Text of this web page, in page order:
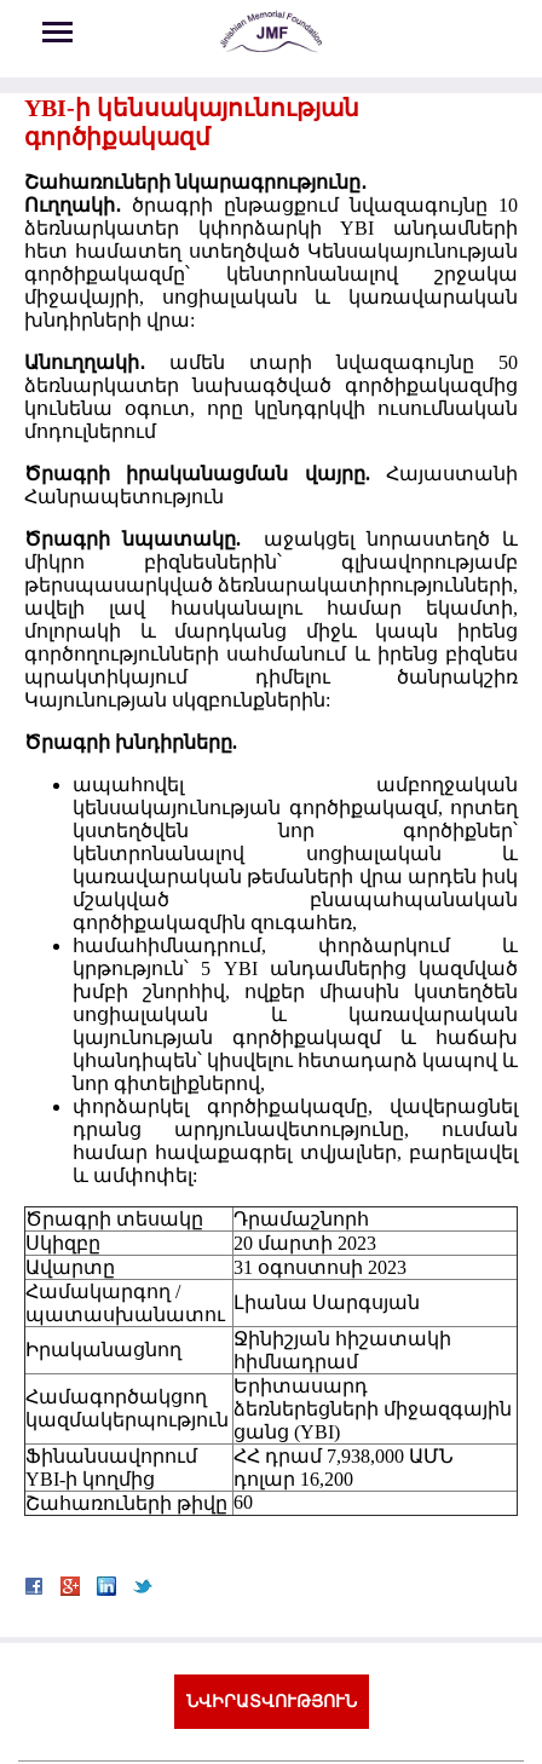
YBI-ի կենսակայունության
գործիքակազմ
Շահառուների նկարագրությունը․
Ուղղակի․ ծրագրի ընթացքում նվազագույնը 10
ձեռնարկատեր կփորձարկի YBI անդամների
հետ համատեղ ստեղծված Կենսակայունության
գործիքակազմը՝ կենտրոնանալով շրջակա
միջավայրի, սոցիալական և կառավարական
խնդիրների վրա:
Անուղղակի․ ամեն տարի նվազագույնը 50
ձեռնարկատեր նախագծված գործիքակազմից
կունենա օգուտ, որը կընդգրկվի ուսումնական
մոդուլներում
Ծրագրի իրականացման վայրը.Հայաստանի
Հանրապետություն
Ծրագրի նպատակը.
աջակցել նորաստեղծ և
միկրո բիզնեսներին՝ գլխավորությամբ
թերսպասարկված ձեռնարակատիրությունների,
ավելի լավ հասկանալու համար եկամտի,
մոլորակի և մարդկանց միջև կապն իրենց
գործողությունների սահմանում և իրենց բիզնես
պրակտիկայում դիմելու ծանրակշիռ
Կայունության սկզբունքներին:
Ծրագրի խնդիրները.
ապահովել ամբողջական
կենսակայունության գործիքակազմ, որտեղ
կստեղծվեն նոր գործիքներ՝
կենտրոնանալով սոցիալական և
կառավարական թեմաների վրա արդեն իսկ
մշակված բնապահպանական
գործիքակազմին զուգահեռ,
համահիմնադրում, փորձարկում և
կրթություն՝ 5 YBI անդամներից կազմված
խմբի շնորհիվ, ովքեր միասին կստեղծեն
սոցիալական և կառավարական
կայունության գործիքակազմ և հաճախ
կհանդիպեն՝ կիսվելու հետադարձ կապով և
նոր գիտելիքներով,
փորձարկել գործիքակազմը, վավերացնել
դրանց արդյունավետությունը, ուսման
համար հավաքագրել տվյալներ, բարելավել
և ամփոփել:
Ծրագրի տեսակը
Դրամաշնորհ
Սկիզբը
20 մարտի 2023
Ավարտը
31 օգոստոսի 2023
Համակարգող /
պատասխանատու
Լիանա Սարգսյան
Իրականացնող
Ջինիշյան հիշատակի
հիմնադրամ
Համագործակցող
կազմակերպություն
Երիտասարդ
ձեռներեցների միջազգային
ցանց (YBI)
Ֆինանսավորում
YBI-ի կողմից
ՀՀ դրամ 7,938,000 ԱՄՆ
դոլար 16,200
Շահառուների թիվը 60
ՆՎԻՐԱՏՎՈՒԹՅՈՒՆ